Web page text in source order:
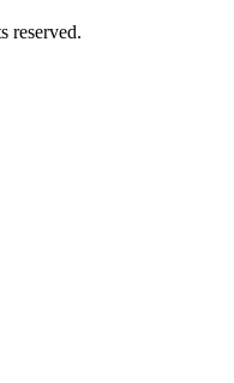
reserved.